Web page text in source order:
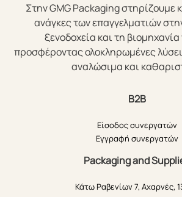
Στην GMG Packaging στηρίζουμε
ανάγκες των επαγγελματιών
ξενοδοχεία και τη
προσφέροντας ολοκληρωμένες
αναλώσιμα και
B2B
Είσοδος συνεργατών
Εγγραφή συνεργατών
Packaging and
Κάτω Ραβενίων 7, Αχαρνές,